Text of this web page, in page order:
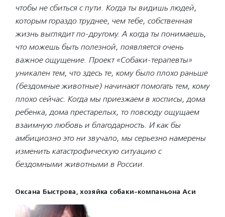
чтобы не сбиться с пути. Когда ты видишь людей,
которым гораздо труднее, чем тебе, собственная
жизнь выглядит по-другому. А когда ты понимаешь,
что можешь быть полезной, появляется очень
важное ощущение. Проект «Собаки-терапевты»
уникален тем, что здесь те, кому было плохо раньше
(бездомные животные) начинают помогать тем, кому
плохо сейчас. Когда мы приезжаем в хосписы, дома
ребенка, дома престарелых, то повсюду ощущаем
взаимную любовь и благодарность. И как бы
амбициозно это ни звучало, мы серьезно намерены
изменить катастрофическую ситуацию с
бездомными животными в России.
Оксана Быстрова, хозяйка собаки-компаньона Аси